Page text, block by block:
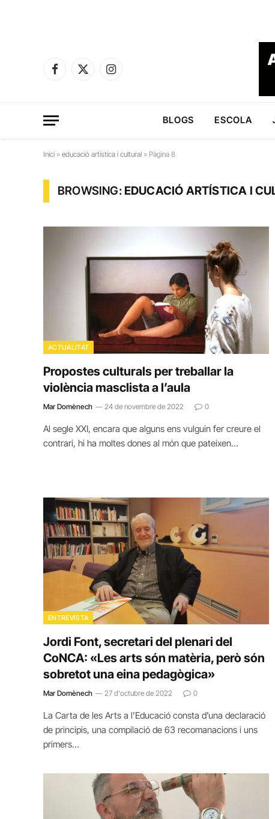
Facebook
X
Instagram
BLOGS ESCOLA
Inici » educació artística i cultural » Pàgina 8
BROWSING:EDUCACIÓ ARTÍSTICA I
ACTUALITAT
Propostes culturals per treballar la
violència masclista a l’aula
Mar Domènech 24 de novembre de 2022 0
Al segle XXI, encara que alguns ens vulguin fer creure el
contrari, hi ha moltes dones al món que pateixen…
ENTREVISTA
Jordi Font, secretari del plenari del
CoNCA: «Les arts són matèria, però són
sobretot una eina pedagògica»
Mar Domènech 27 d'octubre de 2022 0
La Carta de les Arts a l’Educació consta d’una declaració
de principis, una compilació de 63 recomanacions i uns
primers…